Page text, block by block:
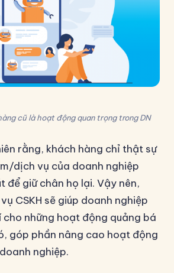
cũ là hoạt động quan trọng trong DN
rằng, khách hàng chỉ thật sự
dịch vụ của doanh nghiệp
để giữ chân họ lại. Vậy nên,
CSKH sẽ giúp doanh nghiệp
những hoạt động quảng bá
góp phần nâng cao hoạt động
nghiệp.